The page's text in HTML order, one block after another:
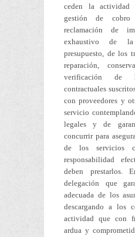
ceden la actividad
gestión de
reclamación de
exhaustivo de
presupuesto, de los
reparación,
verificación de
contractuales
con proveedores y
servicio
legales y de
concurrir para
de los servicios
responsabilidad
deben prestarlos.
delegación que
adecuada de los
descargando a los
actividad que con
ardua y